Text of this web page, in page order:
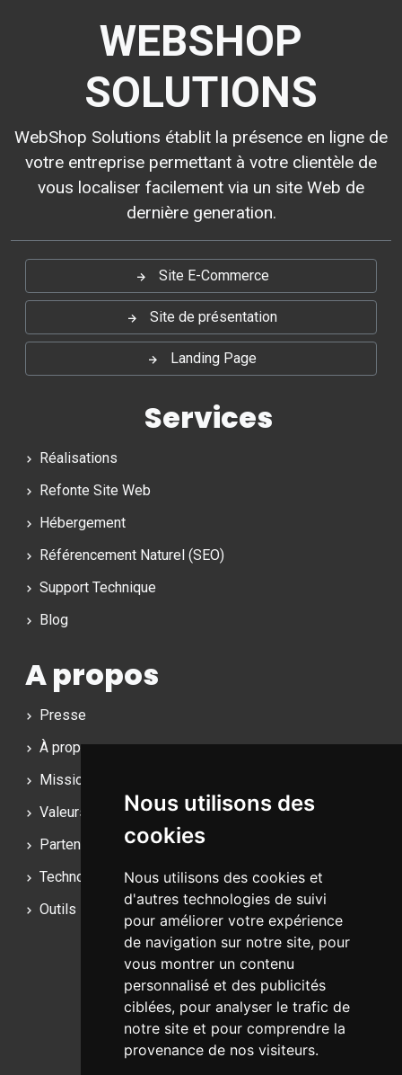
Nous utilisons des
cookies
Nous utilisons des cookies et
d'autres technologies de suivi
pour améliorer votre expérience
de navigation sur notre site, pour
vous montrer un contenu
personnalisé et des publicités
ciblées, pour analyser le trafic de
notre site et pour comprendre la
provenance de nos visiteurs.
WEBSHOP
SOLUTIONS
WebShop Solutions établit la présence en ligne de
votre entreprise permettant à votre clientèle de
vous localiser facilement via un site Web de
dernière generation.
Site E-Commerce
Site de présentation
Landing Page
Services
Réalisations
Refonte Site Web
Hébergement
Référencement Naturel (SEO)
Support Technique
Blog
A propos
Presse
À propos
Mission
Valeurs
Partenaires
Technologies
Outils
Bruxelles - Bucarest
+32 (470) 776-543
hello@webshop-solutions.be
Facebook